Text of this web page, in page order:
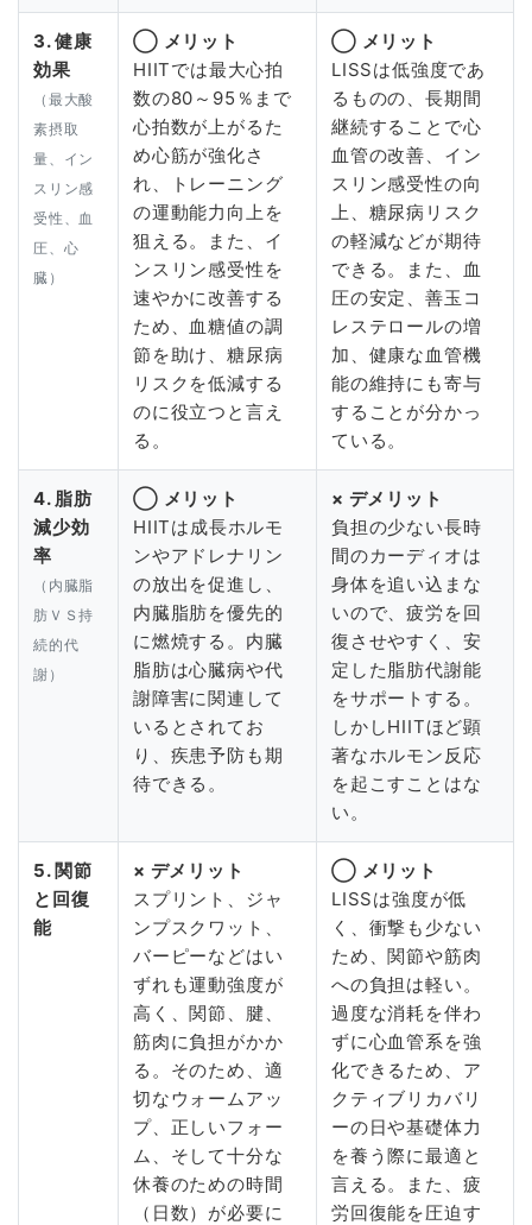
3. 健康
効果
（最大酸
素摂取
量、イン
スリン感
受性、血
圧、心
臓）
◯ メリット
HIITでは最大心拍
数の80～95％まで
心拍数が上がるた
め心筋が強化さ
れ、トレーニング
の運動能力向上を
狙える。また、イ
ンスリン感受性を
速やかに改善する
ため、血糖値の調
節を助け、糖尿病
リスクを低減する
のに役立つと言え
る。
◯ メリット
LISSは低強度であ
るものの、長期間
継続することで心
血管の改善、イン
スリン感受性の向
上、糖尿病リスク
の軽減などが期待
できる。また、血
圧の安定、善玉コ
レステロールの増
加、健康な血管機
能の維持にも寄与
することが分かっ
ている。
4. 脂肪
減少効
率
（内臓脂
肪ＶＳ持
続的代
謝）
◯ メリット
HIITは成長ホルモ
ンやアドレナリン
の放出を促進し、
内臓脂肪を優先的
に燃焼する。内臓
脂肪は心臓病や代
謝障害に関連して
いるとされてお
り、疾患予防も期
待できる。
× デメリット
負担の少ない長時
間のカーディオは
身体を追い込まな
いので、疲労を回
復させやすく、安
定した脂肪代謝能
をサポートする。
しかしHIITほど顕
著なホルモン反応
を起こすことはな
い。
5. 関節
と回復
能
× デメリット
スプリント、ジャ
ンプスクワット、
バーピーなどはい
ずれも運動強度が
高く、関節、腱、
筋肉に負担がかか
る。そのため、適
切なウォームアッ
プ、正しいフォー
ム、そして十分な
休養のための時間
（日数）が必要に
◯ メリット
LISSは強度が低
く、衝撃も少ない
ため、関節や筋肉
への負担は軽い。
過度な消耗を伴わ
ずに心血管系を強
化できるため、ア
クティブリカバリ
ーの日や基礎体力
を養う際に最適と
言える。また、疲
労回復能を圧迫す